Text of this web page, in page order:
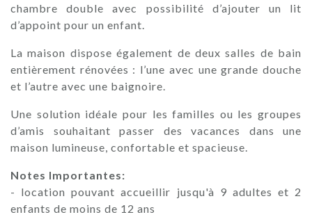
chambre double avec possibilité d’ajouter un lit
d’appoint pour un enfant.
La maison dispose également de deux salles de bain
entièrement rénovées : l’une avec une grande douche
et l’autre avec une baignoire.
Une solution idéale pour les familles ou les groupes
d’amis souhaitant passer des vacances dans une
maison lumineuse, confortable et spacieuse.
Notes Importantes:
- location pouvant accueillir jusqu'à 9 adultes et 2
enfants de moins de 12 ans